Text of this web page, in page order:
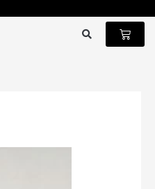
לתוכן
עגלת
קניות